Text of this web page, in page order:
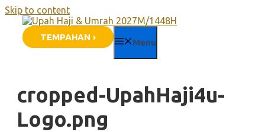
Skip to content
TEMPAHAN ›
Menu
cropped-UpahHaji4u-
Logo.png